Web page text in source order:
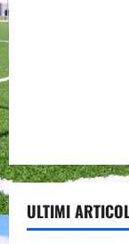
ULTIMI